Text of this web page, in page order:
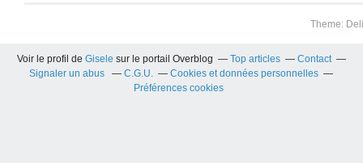
Theme:
Voir le profil de Gisele sur le portail Overblog Top articles
Contact
Signaler un abus
C.G.U.
Cookies et données personnelles
Préférences cookies